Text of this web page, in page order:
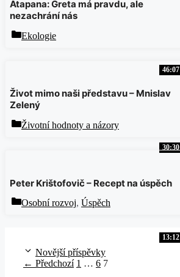
46:07
30:30
Atapana: Greta má pravdu, ale
nezachrání nás
Rubriky
Ekologie
13:12
Život mimo naši představu – Mnislav
Zelený
Rubriky
Životní hodnoty a názory
Peter Krištofovič – Recept na úspěch
Rubriky
Osobní rozvoj, Úspěch
Novější příspěvky
← Předchozí Stránka
1 … Stránka
6 Stránka
7